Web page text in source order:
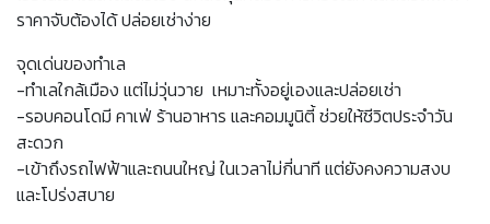
ราคาจับต้องได้ ปล่อยเช่าง่าย
จุดเด่นของทำเล
-ทำเลใกล้เมือง แต่ไม่วุ่นวาย เหมาะทั้งอยู่เองและปล่อยเช่า
-รอบคอนโดมี คาเฟ่ ร้านอาหาร และคอมมูนิตี้ ช่วยให้ชีวิตประจำวัน
สะดวก
-เข้าถึงรถไฟฟ้าและถนนใหญ่ ในเวลาไม่กี่นาที แต่ยังคงความสงบ
และโปร่งสบาย